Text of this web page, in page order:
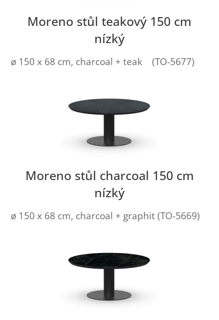
Moreno stůl teakový 150 cm
nízký
ø 150 x 68 cm, charcoal + teak (TO-5677)
Moreno stůl charcoal 150 cm
nízký
ø 150 x 68 cm, charcoal + graphit (TO-5669)